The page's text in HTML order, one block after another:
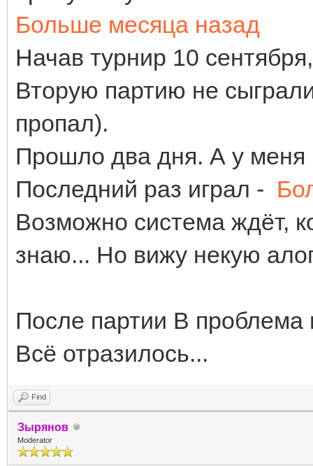
Больше месяца назад
Начав турнир 10
Вторую партию не
пропал).
Прошло два дня. А у меня
Последний раз играл -
Возможно система ждёт,
знаю... Но вижу некую
После партии В проблема
Всё отразилось...
Find
Зырянов
Moderator